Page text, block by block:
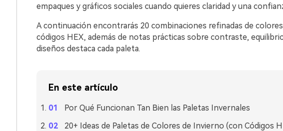
empaques y gráficos sociales cuando quieres claridad y una
A continuación encontrarás 20 combinaciones refinadas de
códigos HEX, además de notas prácticas sobre contraste,
diseños destaca cada paleta.
En este artículo
Por Qué Funcionan Tan Bien las Paletas Invernales
20+ Ideas de Paletas de Colores de Invierno (con Códigos